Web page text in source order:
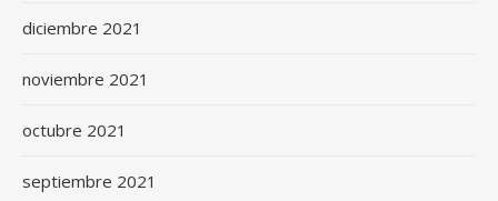
diciembre 2021
noviembre 2021
octubre 2021
septiembre 2021